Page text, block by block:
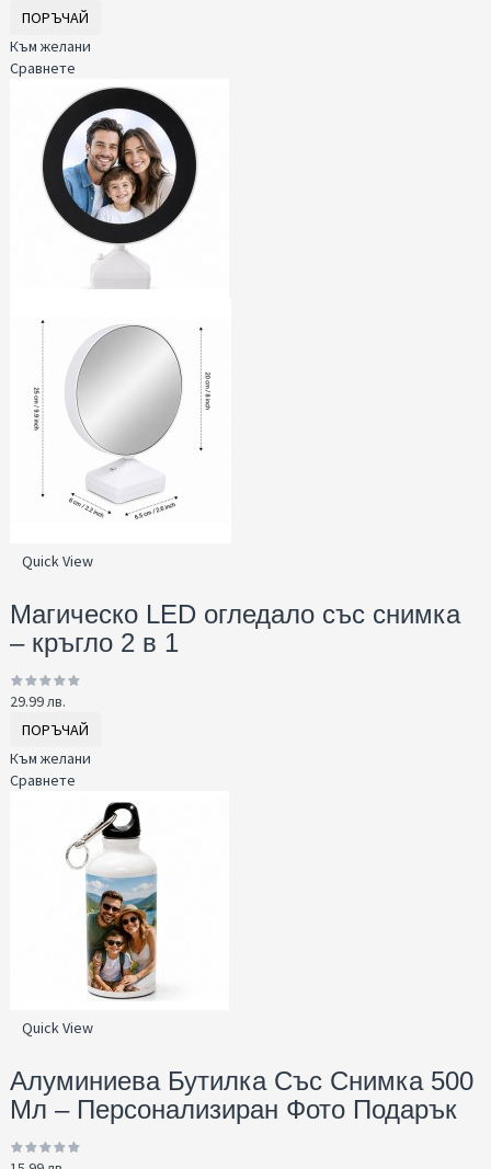
ПОРЪЧАЙ
Към желани
Сравнете
Quick View
Магическо LED огледало със снимка
– кръгло 2 в 1
29.99 лв.
ПОРЪЧАЙ
Към желани
Сравнете
Quick View
Алуминиева Бутилка Със Снимка 500
Мл – Персонализиран Фото Подарък